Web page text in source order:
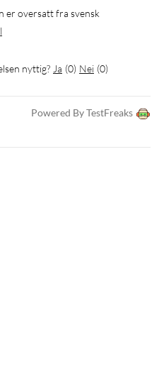
er oversatt fra svensk
nyttig? Ja (0) Nei (0)
Powered By TestFreaks